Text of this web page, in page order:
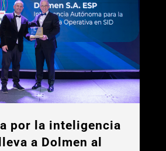
por la inteligencia
a Dolmen al